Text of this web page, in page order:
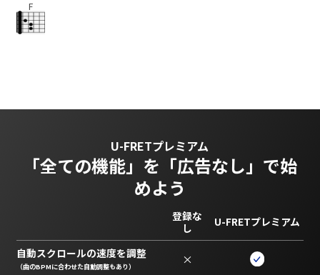
F
U-FRETプレミアム
「全ての機能」を 「広告なし」で始
めよう
登録な
し
U-FRETプレミアム
自動スクロールの速度を調整
（曲のBPMに合わせた自動調整もあり） ×